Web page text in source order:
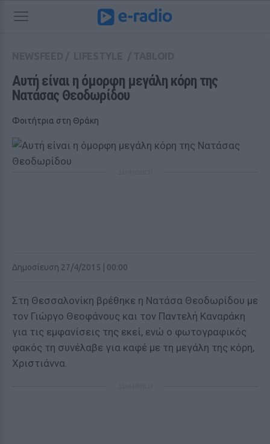
Αυτή είναι η όμορφη μεγάλη κόρη της
Νατάσας Θεοδωρίδου
Φοιτήτρια στη Θράκη
Δημοσίευση 27/4/2015 | 00:00
Στη Θεσσαλονίκη βρέθηκε η Νατάσα Θεοδωρίδου με
τον Γιώργο Θεοφάνους και τον Παντελή Καναράκη
για τις εμφανίσεις της εκεί, ενώ ο φωτογραφικός
φακός τη συνέλαβε για καφέ με τη μεγάλη της κόρη,
Χριστιάννα.